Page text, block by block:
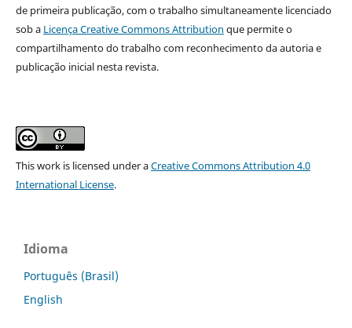
de primeira publicação, com o trabalho simultaneamente licenciado
sob a Licença Creative Commons Attribution que permite o
compartilhamento do trabalho com reconhecimento da autoria e
publicação inicial nesta revista.
This work is licensed under aCreative Commons Attribution 4.0
International License.
Idioma
Português (Brasil)
English